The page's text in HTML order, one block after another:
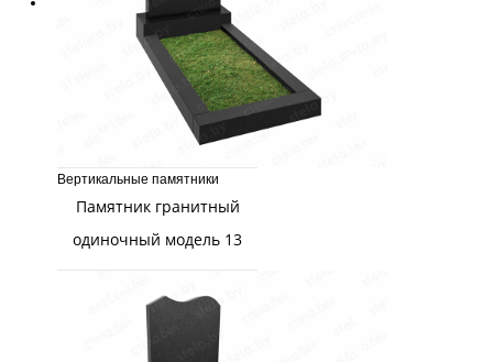
Вертикальные памятники
Памятник гранитный
одиночный модель 13